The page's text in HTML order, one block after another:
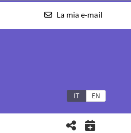
La mia e-mail
IT EN